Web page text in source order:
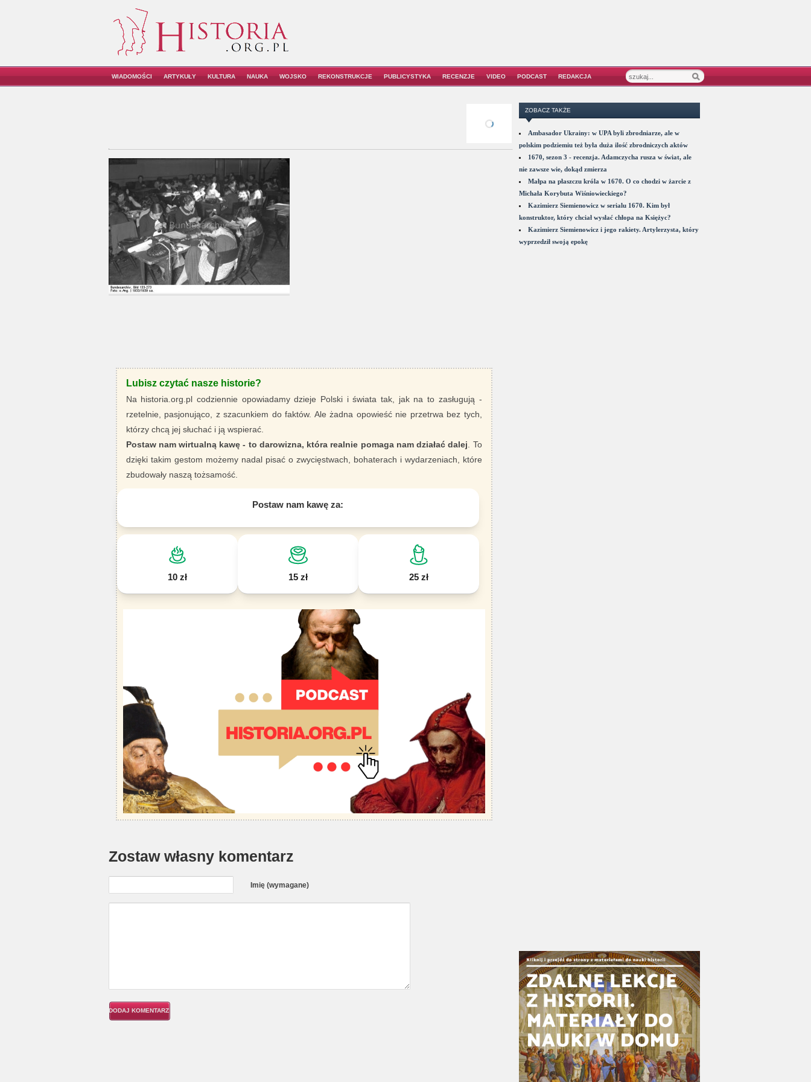
WIADOMOŚCI ARTYKUŁY KULTURA NAUKA WOJSKO REKONSTRUKCJE PUBLICYSTYKA RECENZJE VIDEO PODCAST REDAKCJA
Lubisz czytać nasze historie?
Na historia.org.pl codziennie opowiadamy dzieje Polski i świata tak, jak na to zasługują -
rzetelnie, pasjonująco, z szacunkiem do faktów. Ale żadna opowieść nie przetrwa bez tych,
którzy chcą jej słuchać i ją wspierać.
Postaw nam wirtualną kawę - to darowizna, która realnie pomaga nam działać dalej . To
dzięki takim gestom możemy nadal pisać o zwycięstwach, bohaterach i wydarzeniach, które
zbudowały naszą tożsamość.
Postaw nam kawę za:
10 zł 15 zł 25 zł
Zostaw własny komentarz
Imię (wymagane)
ZOBACZ TAKŻE
Ambasador Ukrainy: w UPA byli zbrodniarze, ale w
polskim podziemiu też była duża ilość zbrodniczych aktów
1670, sezon 3 - recenzja. Adamczycha rusza w świat, ale
nie zawsze wie, dokąd zmierza
Małpa na płaszczu króla w 1670. O co chodzi w żarcie z
Michała Korybuta Wiśniowieckiego?
Kazimierz Siemienowicz w serialu 1670. Kim był
konstruktor, który chciał wysłać chłopa na Księżyc?
Kazimierz Siemienowicz i jego rakiety. Artylerzysta, który
wyprzedził swoją epokę